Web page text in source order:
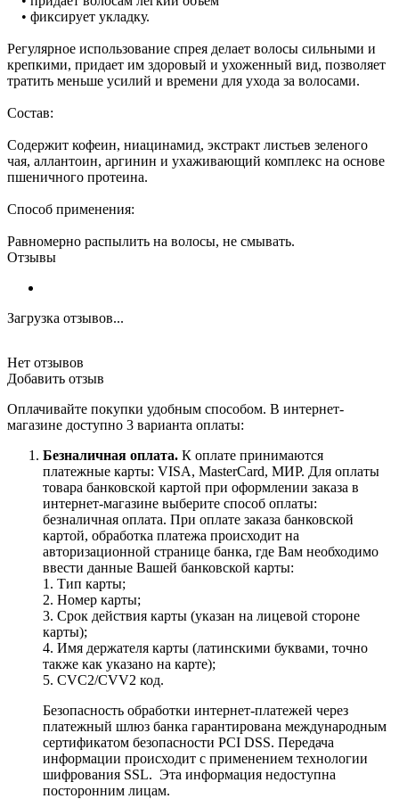
• фиксирует укладку.
Регулярное использование спрея делает волосы сильными и
крепкими, придает им здоровый и ухоженный вид, позволяет
тратить меньше усилий и времени для ухода за волосами.
Состав:
Содержит кофеин, ниацинамид, экстракт листьев зеленого
чая, аллантоин, аргинин и ухаживающий комплекс на основе
пшеничного протеина.
Способ применения:
Равномерно распылить на волосы, не смывать.
Отзывы
Загрузка отзывов...
Нет отзывов
Добавить отзыв
Оплачивайте покупки удобным способом. В интернет-
магазине доступно 3 варианта оплаты:
Безналичная оплата. К оплате принимаются
платежные карты: VISA, MasterCard, МИР. Для оплаты
товара банковской картой при оформлении заказа в
интернет-магазине выберите способ оплаты:
безналичная оплата. При оплате заказа банковской
картой, обработка платежа происходит на
авторизационной странице банка, где Вам необходимо
ввести данные Вашей банковской карты:
1. Тип карты;
2. Номер карты;
3. Срок действия карты (указан на лицевой стороне
карты);
4. Имя держателя карты (латинскими буквами, точно
также как указано на карте);
5. CVC2/CVV2 код.
Безопасность обработки интернет-платежей через
платежный шлюз банка гарантирована международным
сертификатом безопасности PCI DSS. Передача
информации происходит с применением технологии
шифрования SSL. Эта информация недоступна
посторонним лицам.